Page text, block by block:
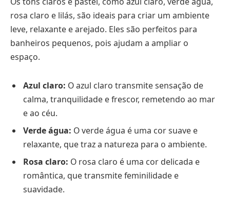
rosa claro e lilás, são ideais para criar um ambiente
leve, relaxante e arejado. Eles são perfeitos para
banheiros pequenos, pois ajudam a ampliar o
espaço.
Azul claro: O azul claro transmite sensação de
calma, tranquilidade e frescor, remetendo ao mar
e ao céu.
Verde água: O verde água é uma cor suave e
relaxante, que traz a natureza para o ambiente.
Rosa claro: O rosa claro é uma cor delicada e
romântica, que transmite feminilidade e
suavidade.